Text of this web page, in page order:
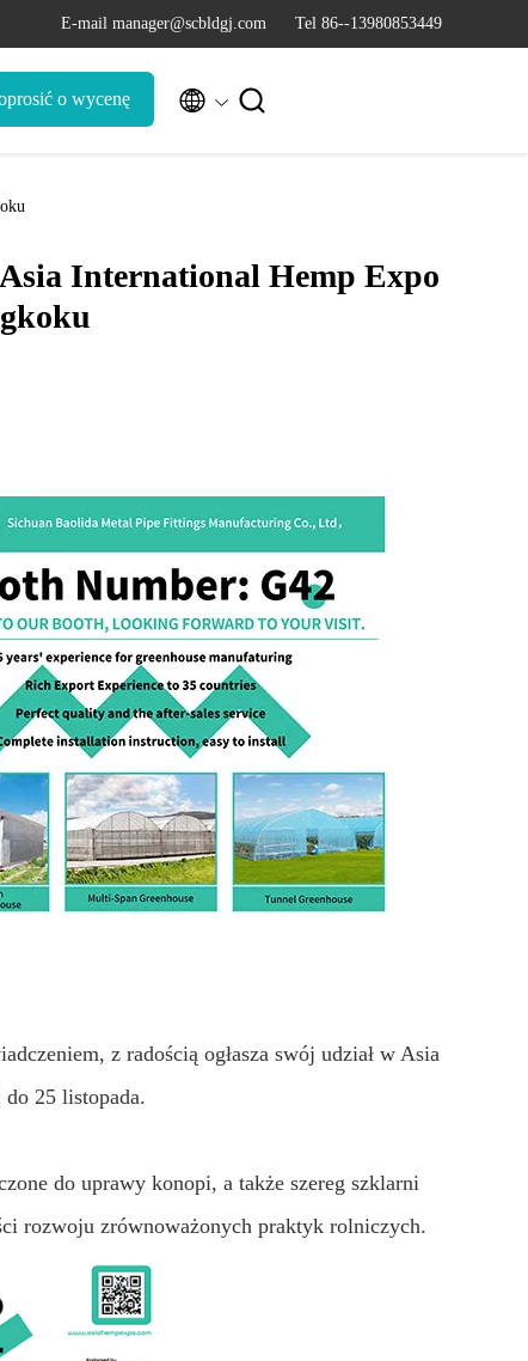
E-mail manager@scbldgj.com Tel 86--13980853449
o wycenę  
International Hemp Expo
z radością ogłasza swój udział w Asia
25 listopada.
do uprawy konopi, a także szereg szklarni
rozwoju zrównoważonych praktyk rolniczych.